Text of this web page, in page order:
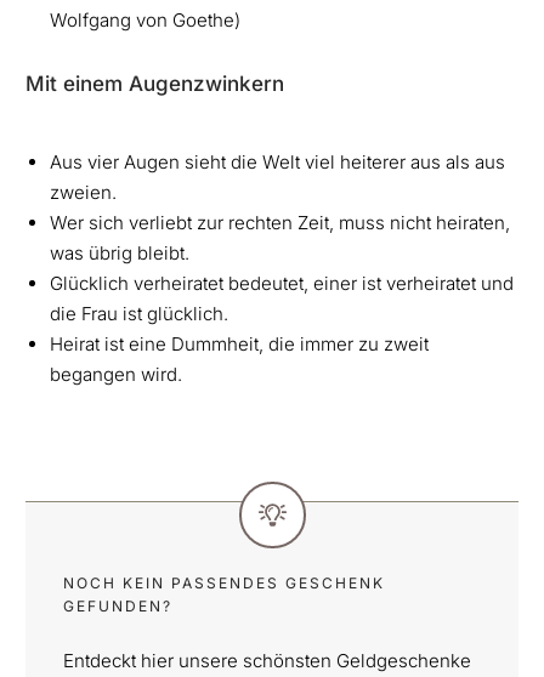
Wolfgang von Goethe)
Mit einem Augenzwinkern
Aus vier Augen sieht die Welt viel heiterer aus als aus
zweien.
Wer sich verliebt zur rechten Zeit, muss nicht heiraten,
was übrig bleibt.
Glücklich verheiratet bedeutet, einer ist verheiratet und
die Frau ist glücklich.
Heirat ist eine Dummheit, die immer zu zweit
begangen wird.
NOCH KEIN PASSENDES GESCHENK
GEFUNDEN?
Entdeckt hier unsere schönsten Geldgeschenke